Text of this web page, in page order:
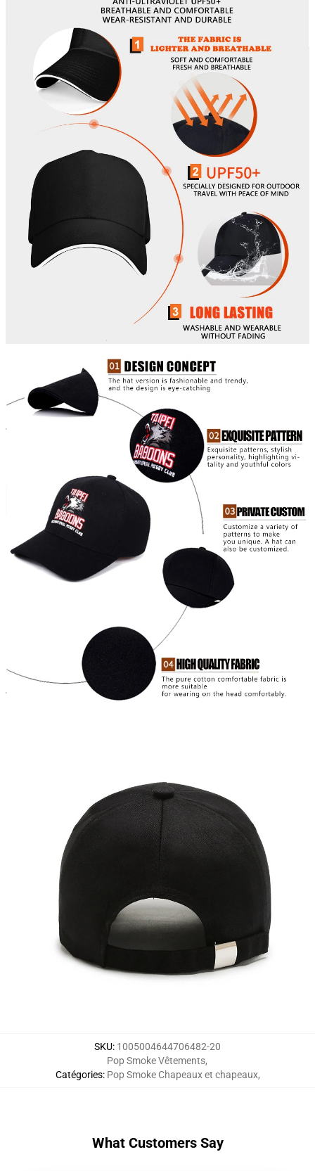
SKU: 1005004644706482-20
Catégories:
Pop Smoke Vêtements,
Pop Smoke Chapeaux et chapeaux,
What Customers Say